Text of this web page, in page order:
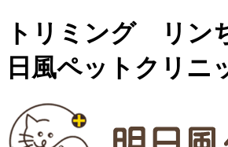
トリミング リン
日風ペットクリニ